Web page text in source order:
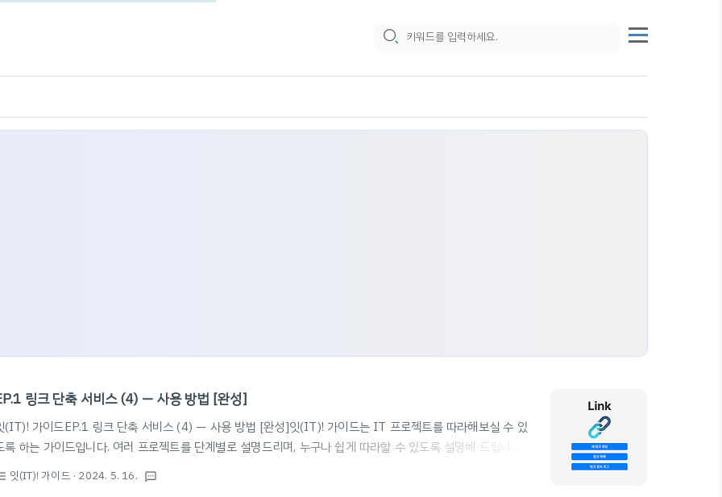
링크 단축 서비스 (4) — 사용 방법 [완성]
(IT)! 가이드EP.1 링크 단축 서비스 (4) — 사용 방법 [완성]잇(IT)! 가이드는 IT 프로젝트를 따라해보실 수 있
록 하는 가이드입니다. 여러 프로젝트를 단계별로 설명드리며, 누구나 쉽게 따라할 수 있도록 설명해 드립니
다. 들어가기드디어 서버가 완성되었고, 우리는 링크 단축 서비스를 사용할 수 있게 되었다.여기까지 따라온 자기
자신에게 박수를 치고 시작하자.이번 글은 이 시리즈의 마지막 글로, 링크 단축 서비스의 사용 방법을 자세히 설명
잇(IT)! 가이드 · 2024. 5. 16. textsms